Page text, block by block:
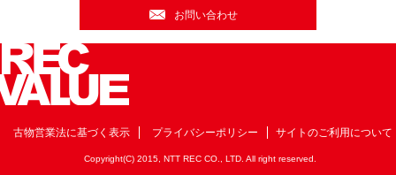
お問い合わせ
古物営業法に基づく表示 プライバシーポリシー サイトのご利用について
Copyright(C) 2015, NTT REC CO., LTD. All right reserved.